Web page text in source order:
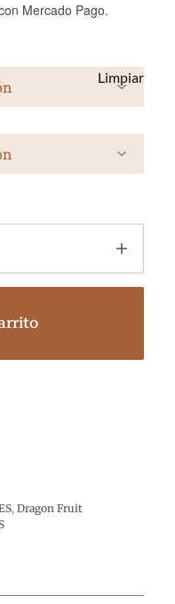
Mercado Pago.
Limpiar
, Dragon Fruit